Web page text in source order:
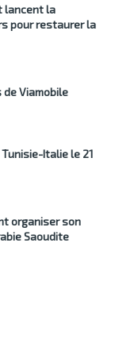
lancent la
pour restaurer la
de Viamobile
Italie le 21
organiser son
Saoudite